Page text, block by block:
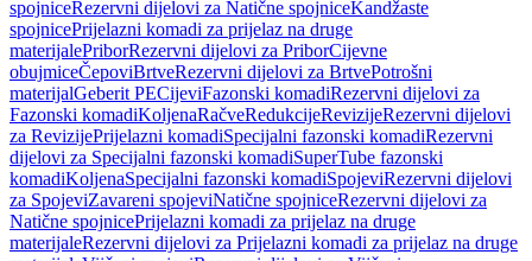
spojniceRezervni dijelovi za Natične spojniceKandžaste
spojnicePrijelazni komadi za prijelaz na druge
materijalePriborRezervni dijelovi za PriborCijevne
obujmiceČepoviBrtveRezervni dijelovi za BrtvePotrošni
materijalGeberit PECijeviFazonski komadiRezervni dijelovi za
Fazonski komadiKoljenaRačveRedukcijeRevizijeRezervni dijelovi
za RevizijePrijelazni komadiSpecijalni fazonski komadiRezervni
dijelovi za Specijalni fazonski komadiSuperTube fazonski
komadiKoljenaSpecijalni fazonski komadiSpojeviRezervni dijelovi
za SpojeviZavareni spojeviNatične spojniceRezervni dijelovi za
Natične spojnicePrijelazni komadi za prijelaz na druge
materijaleRezervni dijelovi za Prijelazni komadi za prijelaz na druge